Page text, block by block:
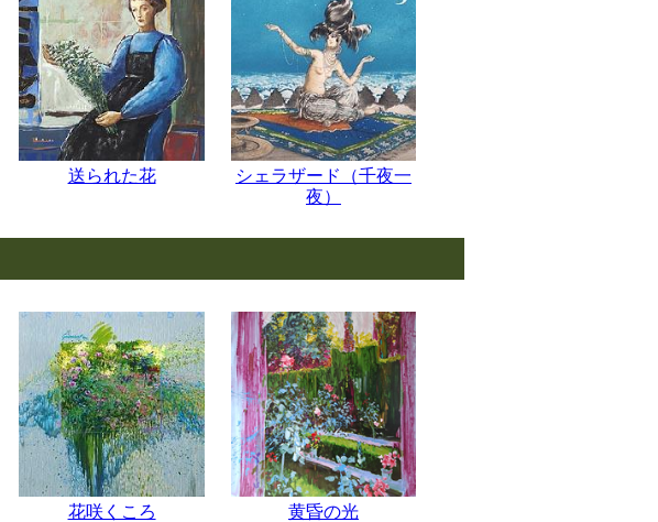
送られた花
シェラザード（千夜一
夜）
花咲くころ 黄昏の光